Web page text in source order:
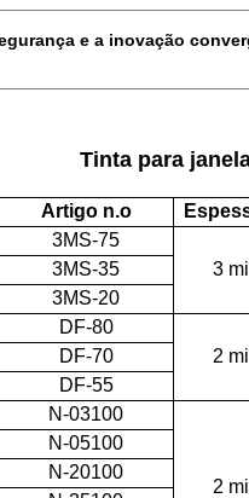
e a inovação
Tinta para
Artigo n.o
3MS-75
3 mil
3MS-35
3MS-20
DF-80
2 mil
DF-70
DF-55
N-03100
2 mil
N-05100
N-20100